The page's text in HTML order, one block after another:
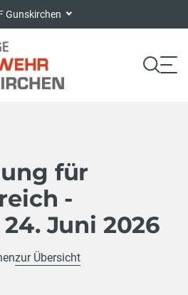
Gunskirchen
für
-
Juni 2026
zur Übersicht